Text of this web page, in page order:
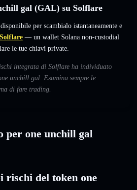
gal (GAL) su Solflare
per scambialo istantaneamente e
Solflare — un wallet Solana non-custodial
le tue chiavi private.
integrata di Solflare ha individuato
unchill gal. Esamina sempre le
di fare trading.
per one unchill gal
rischi del token one